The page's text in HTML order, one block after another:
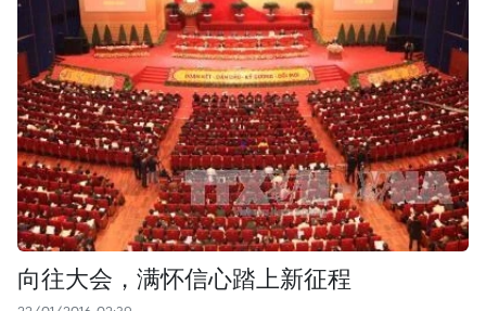
向往大会，满怀信心踏上新征程